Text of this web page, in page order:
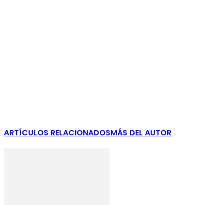
ARTÍCULOS RELACIONADOSMÁS DEL AUTOR